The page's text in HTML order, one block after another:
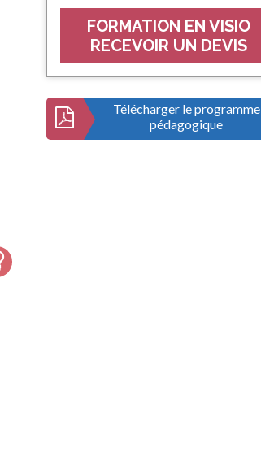
FORMATION EN VISIO
RECEVOIR UN DEVIS
Télécharger le programme
pédagogique